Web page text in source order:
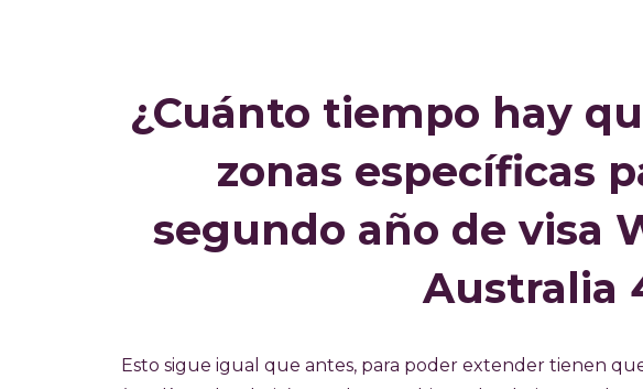
¿Cuánto tiempo hay
zonas específicas
segundo año de visa
Australia
Esto sigue igual que antes, para poder extender tienen